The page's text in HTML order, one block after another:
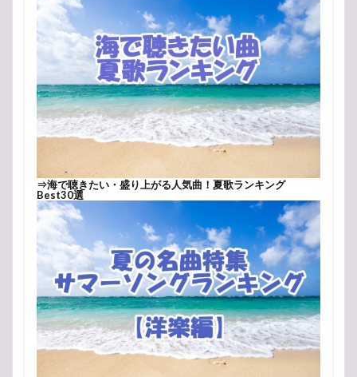
⇒海で聴きたい・盛り上がる人気曲！夏歌ランキング
Best30選